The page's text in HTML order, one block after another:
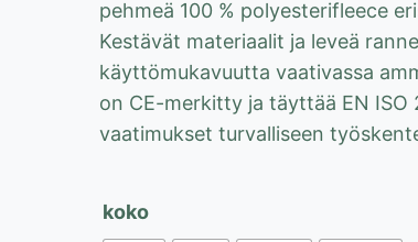
pehmeä 100 % polyesterifleece
Kestävät materiaalit ja leveä
käyttömukavuutta vaativassa
on CE-merkitty ja täyttää EN ISO
vaatimukset turvalliseen
koko